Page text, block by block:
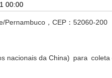
00:00
Pernambuco，CEP：52060-200
nacionais da China) para coleta